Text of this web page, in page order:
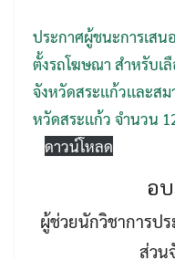
Search
for:
ประกาศผู้ชนะการเสน
ตั้งรถโฆษณา สำหรับเ
จังหวัดสระเเก้วเเละ
หวัดสระเเก้ว จำนวน
ดาวน์โหลด
อ
ผู้ช่วยนักวิชาการป
ส่วน